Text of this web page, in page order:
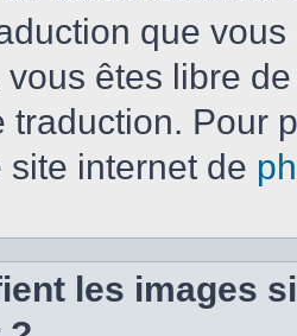
que
vous êtes libre
traduction. Pour
site internet de
les images